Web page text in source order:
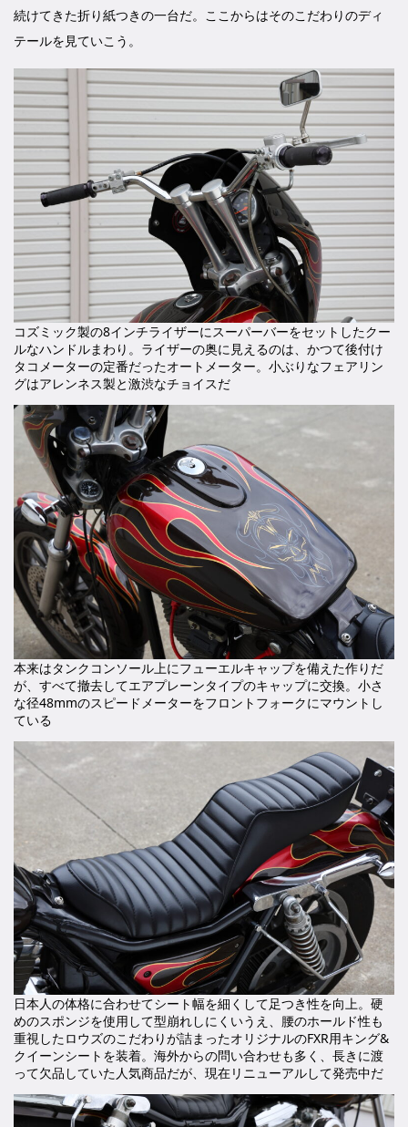
続けてきた折り紙つきの一台だ。ここからはそのこだわりのディ
テールを見ていこう。
コズミック製の8インチライザーにスーパーバーをセットしたクー
ルなハンドルまわり。ライザーの奥に見えるのは、かつて後付け
タコメーターの定番だったオートメーター。小ぶりなフェアリン
グはアレンネス製と激渋なチョイスだ
本来はタンクコンソール上にフューエルキャップを備えた作りだ
が、すべて撤去してエアプレーンタイプのキャップに交換。小さ
な径48mmのスピードメーターをフロントフォークにマウントし
ている
日本人の体格に合わせてシート幅を細くして足つき性を向上。硬
めのスポンジを使用して型崩れしにくいうえ、腰のホールド性も
重視したロウズのこだわりが詰まったオリジナルのFXR用キング&
クイーンシートを装着。海外からの問い合わせも多く、長きに渡
って欠品していた人気商品だが、現在リニューアルして発売中だ